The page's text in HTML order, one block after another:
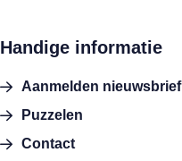
Handige informatie
Aanmelden nieuwsbrief
Puzzelen
Contact